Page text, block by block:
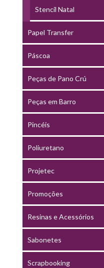
Stencil Natal
Papel Transfer
Páscoa
Peças de Pano Crú
Peças em Barro
Pincéis
Poliuretano
Projetec
Promoções
Resinas e Acessórios
Sabonetes
Scrapbooking